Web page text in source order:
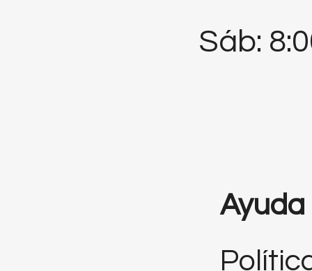
Sáb:
Ayuda